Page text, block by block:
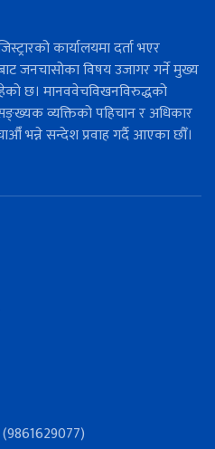
कार्यालयमा दर्ता भएर
जनचासोका विषय उजागर गर्ने मुख्य
छ। मानववेचविखनविरुद्धको
व्यक्तिको पहिचान र अधिकार
भन्ने सन्देश प्रवाह गर्दै आएका छौँ।